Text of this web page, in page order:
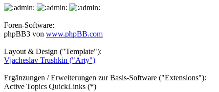
Foren-Software:
phpBB3 von www.phpBB.com
Layout & Design ("Template"):
Vjacheslav Trushkin ("Arty")
Ergänzungen / Erweiterungen zur Basis-Software ("Extensions"):
Active Topics QuickLinks (*)